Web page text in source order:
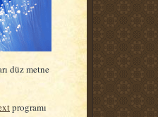
düz metne
programı